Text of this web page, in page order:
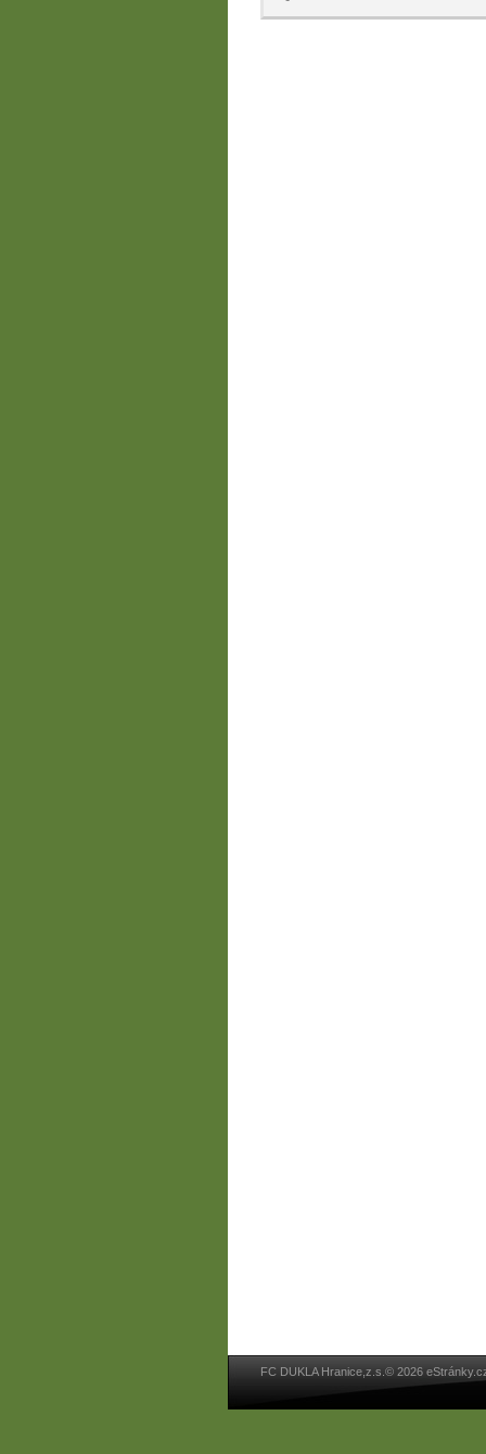
FC DUKLA Hranice,z.s.© 2026